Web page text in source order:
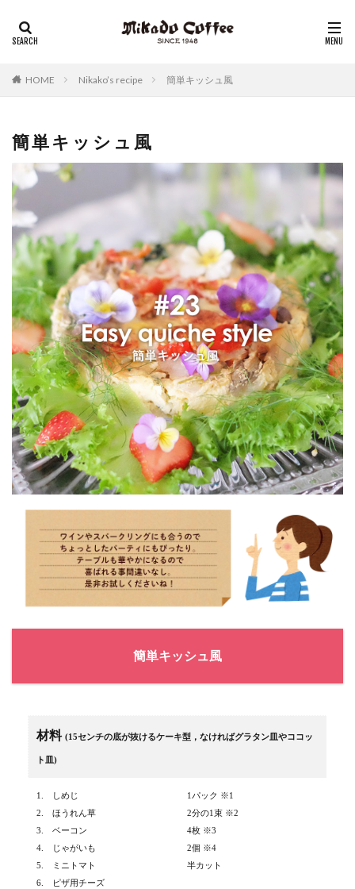
HOME Nikako’s recipe 簡単キッシュ風
簡単キッシュ風
簡単キッシュ風
材料 (15センチの底が抜けるケーキ型，なければグラタン皿やココッ
ト皿)
1. しめじ
2. ほうれん草
3. ベーコン
4. じゃがいも
5. ミニトマト
6. ピザ用チーズ
1パック ※1
2分の1束 ※2
4枚 ※3
2個 ※4
半カット
リキッドコーヒー アイスコーヒー
チーズケーキ